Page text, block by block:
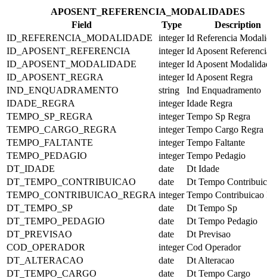
APOSENT_REFERENCIA_MODALIDADES
Field
Type
Description
ID_REFERENCIA_MODALIDADE
integer Id Referencia
ID_APOSENT_REFERENCIA
integer Id Aposent
ID_APOSENT_MODALIDADE
integer Id Aposent
ID_APOSENT_REGRA
integer Id Aposent Regra
IND_ENQUADRAMENTO
string
Ind Enquadramento
IDADE_REGRA
integer Idade Regra
TEMPO_SP_REGRA
integer Tempo Sp Regra
TEMPO_CARGO_REGRA
integer Tempo Cargo Regra
TEMPO_FALTANTE
integer Tempo Faltante
TEMPO_PEDAGIO
integer Tempo Pedagio
DT_IDADE
date
Dt Idade
DT_TEMPO_CONTRIBUICAO
date
Dt Tempo
TEMPO_CONTRIBUICAO_REGRA integer Tempo Contribuicao
DT_TEMPO_SP
date
Dt Tempo Sp
DT_TEMPO_PEDAGIO
date
Dt Tempo Pedagio
DT_PREVISAO
date
Dt Previsao
COD_OPERADOR
integer Cod Operador
DT_ALTERACAO
date
Dt Alteracao
DT_TEMPO_CARGO
date
Dt Tempo Cargo